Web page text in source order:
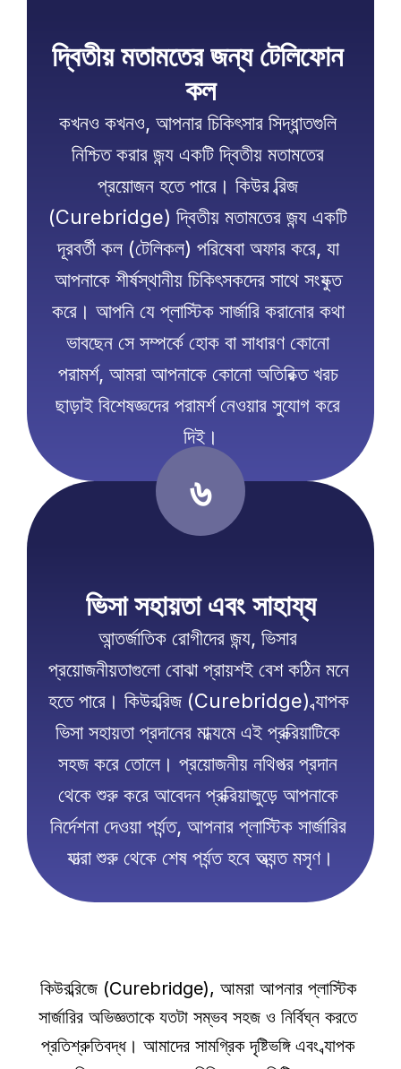
দ্বিতীয় মতামতের জন্য টেলিফোন
কল
কখনও কখনও, আপনার চিকিৎসার সিদ্ধান্তগুলি
নিশ্চিত করার জন্য একটি দ্বিতীয় মতামতের
প্রয়োজন হতে পারে। কিউর ব্রিজ
(Curebridge) দ্বিতীয় মতামতের জন্য একটি
দূরবর্তী কল (টেলিকল) পরিষেবা অফার করে, যা
আপনাকে শীর্ষস্থানীয় চিকিৎসকদের সাথে সংযুক্ত
করে। আপনি যে প্লাস্টিক সার্জারি করানোর কথা
ভাবছেন সে সম্পর্কে হোক বা সাধারণ কোনো
পরামর্শ, আমরা আপনাকে কোনো অতিরিক্ত খরচ
ছাড়াই বিশেষজ্ঞদের পরামর্শ নেওয়ার সুযোগ করে
দিই।
৬
ভিসা সহায়তা এবং সাহায্য
আন্তর্জাতিক রোগীদের জন্য, ভিসার
প্রয়োজনীয়তাগুলো বোঝা প্রায়শই বেশ কঠিন মনে
হতে পারে। কিউরব্রিজ (Curebridge) ব্যাপক
ভিসা সহায়তা প্রদানের মাধ্যমে এই প্রক্রিয়াটিকে
সহজ করে তোলে। প্রয়োজনীয় নথিপত্র প্রদান
থেকে শুরু করে আবেদন প্রক্রিয়াজুড়ে আপনাকে
নির্দেশনা দেওয়া পর্যন্ত, আপনার প্লাস্টিক সার্জারির
যাত্রা শুরু থেকে শেষ পর্যন্ত হবে অত্যন্ত মসৃণ।
কিউরব্রিজে (Curebridge), আমরা আপনার প্লাস্টিক
সার্জারির অভিজ্ঞতাকে যতটা সম্ভব সহজ ও নির্বিঘ্ন করতে
প্রতিশ্রুতিবদ্ধ। আমাদের সামগ্রিক দৃষ্টিভঙ্গি এবং ব্যাপক